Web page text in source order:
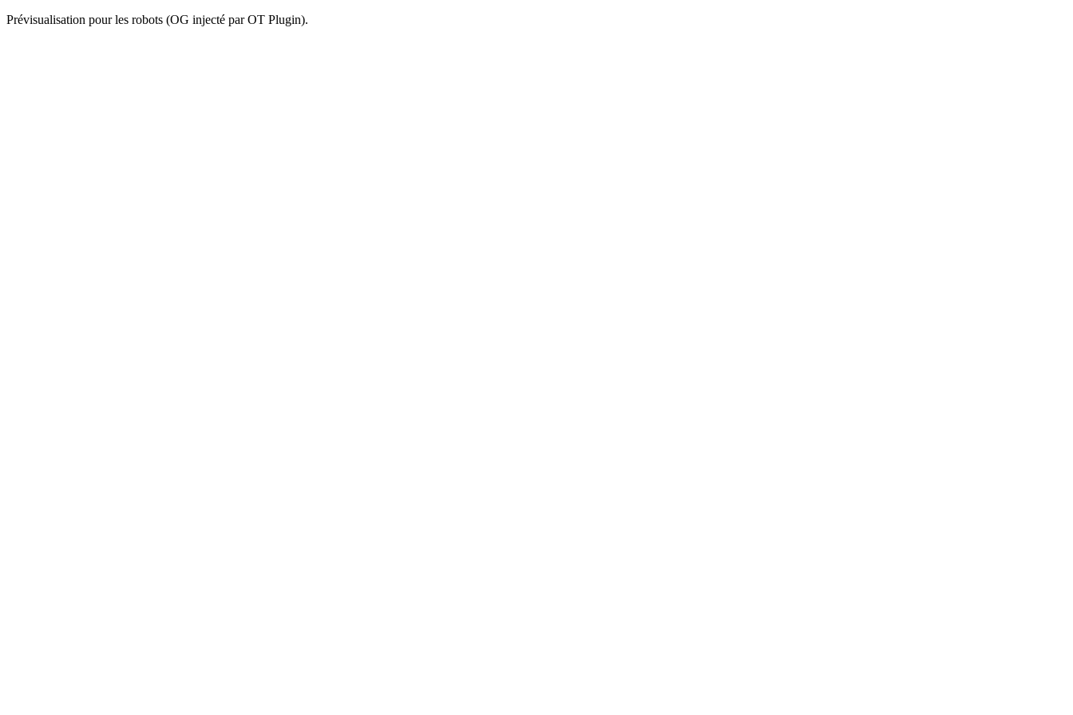
Prévisualisation pour les robots (OG injecté par OT Plugin).